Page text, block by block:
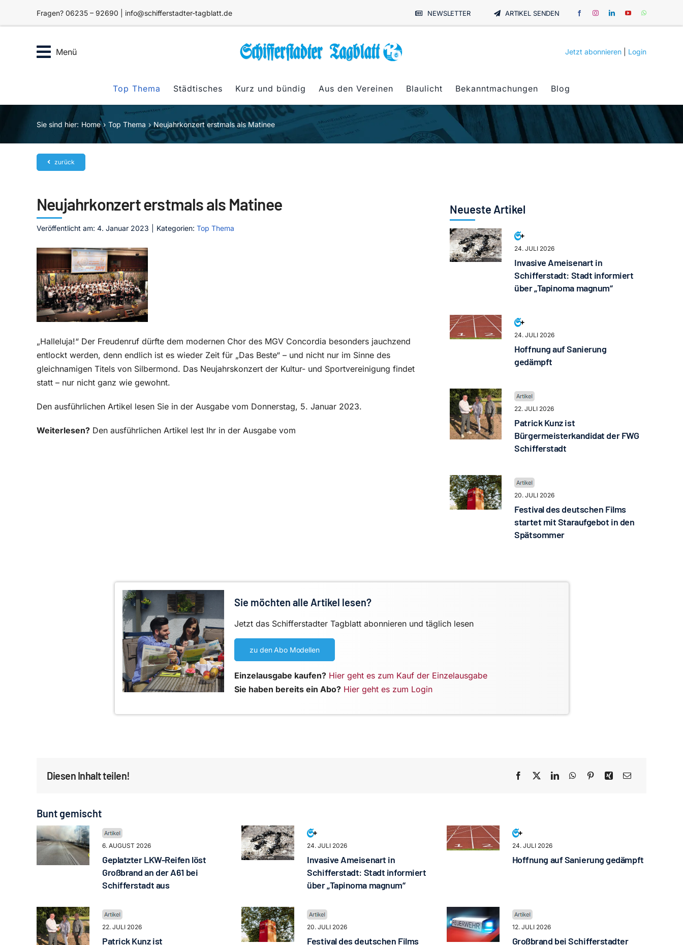
Fragen? 06235 – 92690 | info@schifferstadter-tagblatt.de NEWSLETTER ARTIKEL SENDEN
Menü Jetzt abonnieren Login
Top Thema Städtisches Kurz und bündig Aus den Vereinen Blaulicht Bekanntmachungen Blog
Sie sind hier: Home Top Thema Neujahrkonzert erstmals als Matinee
zurück
Neujahrkonzert erstmals als Matinee
Veröffentlicht am: 4. Januar 2023 Kategorien: Top Thema
„Halleluja!“ Der Freudenruf dürfte dem modernen Chor des MGV Concordia besonders jauchzend
entlockt werden, denn endlich ist es wieder Zeit für „Das Beste“ – und nicht nur im Sinne des
gleichnamigen Titels von Silbermond. Das Neujahrskonzert der Kultur- und Sportvereinigung findet
statt – nur nicht ganz wie gewohnt.
Den ausführlichen Artikel lesen Sie in der Ausgabe vom Donnerstag, 5. Januar 2023.
Weiterlesen? Den ausführlichen Artikel lest Ihr in der Ausgabe vom
Neueste Artikel
24. JULI 2026
Invasive Ameisenart in
Schifferstadt: Stadt informiert
über „Tapinoma magnum“
24. JULI 2026
Hoffnung auf Sanierung
gedämpft
22. JULI 2026
Patrick Kunz ist
Bürgermeisterkandidat der FWG
Schifferstadt
20. JULI 2026
Festival des deutschen Films
startet mit Staraufgebot in den
Spätsommer
Sie möchten alle Artikel lesen?
Jetzt das Schifferstadter Tagblatt abonnieren und täglich lesen
zu den Abo Modellen
Einzelausgabe kaufen? Hier geht es zum Kauf der Einzelausgabe
Sie haben bereits ein Abo? Hier geht es zum Login
Diesen Inhalt teilen!
Bunt gemischt
6. AUGUST 2026
Geplatzter LKW-Reifen löst
Großbrand an der A61 bei
Schifferstadt aus
24. JULI 2026
Invasive Ameisenart in
Schifferstadt: Stadt informiert
über „Tapinoma magnum“
24. JULI 2026
Hoffnung auf Sanierung gedämpft
22. JULI 2026
Patrick Kunz ist
20. JULI 2026
Festival des deutschen Films
12. JULI 2026
Großbrand bei Schifferstadter